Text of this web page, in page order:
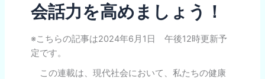
会話力を高めましょう！
※こちらの記事は2024年6月1日 午後12時更新予
定です。
この連載は、現代社会において、私たちの健康